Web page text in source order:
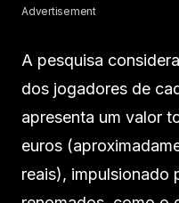
Advertisement
A pesquisa
dos jogadores de
apresenta um valor
euros
reais), impulsionado